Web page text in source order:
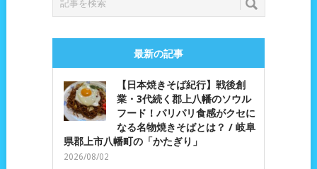
最新の記事
【日本焼きそば紀行】戦後創
業・3代続く郡上八幡のソウル
フード！パリパリ食感がクセに
なる名物焼きそばとは？ / 岐阜
県郡上市八幡町の「かたぎり」
2026/08/02